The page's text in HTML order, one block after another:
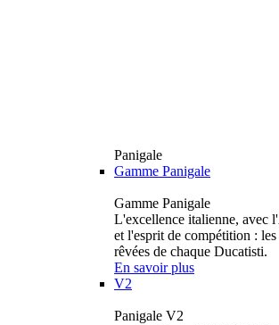
Panigale
Gamme Panigale
Gamme Panigale
L'excellence italienne, avec
et l'esprit de compétition :
rêvées de chaque Ducatisti.
En savoir plus
V2
Panigale V2